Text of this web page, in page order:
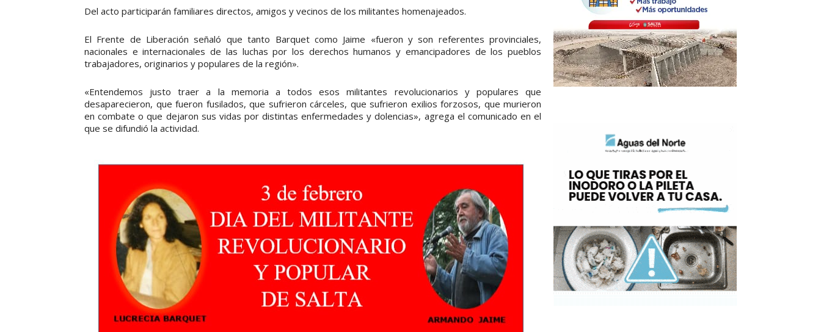
Del acto participarán familiares directos, amigos y vecinos de los militantes homenajeados.
El Frente de Liberación señaló que tanto Barquet como Jaime «fueron y son referentes provinciales,
nacionales e internacionales de las luchas por los derechos humanos y emancipadores de los pueblos
trabajadores, originarios y populares de la región».
«Entendemos justo traer a la memoria a todos esos militantes revolucionarios y populares que
desaparecieron, que fueron fusilados, que sufrieron cárceles, que sufrieron exilios forzosos, que murieron
en combate o que dejaron sus vidas por distintas enfermedades y dolencias», agrega el comunicado en el
que se difundió la actividad.